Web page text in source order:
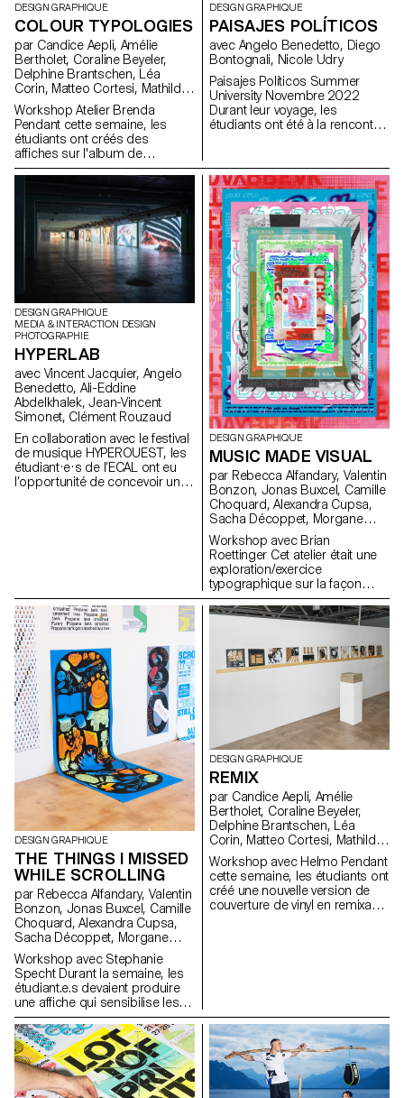
DESIGN GRAPHIQUE
COLOUR TYPOLOGIES
par Candice Aepli, Amélie
Bertholet, Coraline Beyeler,
Delphine Brantschen, Léa
Corin, Matteo Cortesi, Mathilde
Driebold, Eliot Dubi, Marc
Facchinetti, Emilie Müller, Dorian
Pangallo, Paul Paturel, Hugo
Scholl, Diego Steiner, Cyprien
Valenza, Alfredo Venti, Arnaud
Wenger, Constance Mauler,
González, Vladislav Tschumi
Workshop Atelier Brenda
Pendant cette semaine, les
étudiants ont créés des
affiches sur l'album de
musique «Color» de Ken
DESIGN GRAPHIQUE
PAISAJES POLÍTICOS
avec Angelo Benedetto, Diego
Bontognali, Nicole Udry
Paisajes Políticos Summer
University Novembre 2022
Durant leur voyage, les
étudiants ont été à la rencontre
culturels comme le Suizspacio,
Pablo Suazo, Ciudad Abierta,
Universidad Publica, Gam,
Naranja Publicaciones, Tipo
Movil.
DESIGN GRAPHIQUE
MEDIA & INTERACTION DESIGN
PHOTOGRAPHIE
HYPERLAB
avec Vincent Jacquier, Angelo
Benedetto, Ali-Eddine
Abdelkhalek, Jean-Vincent
Simonet, Clément Rouzaud
En collaboration avec le festival
de musique HYPEROUEST, les
étudiant·e·s de l’ECAL ont eu
l’opportunité de concevoir une
Bachelors Design graphique,
Media & Interaction Design et
Photographie. Leur objectif
principal était de donner vie à
des séquences visuelles
puissantes et créatives autour
du thème central « HYPER ».
Simultanément, les étudiant·e·s
de deuxième année de l’option
Design graphique ont enrichi
ce projet en développant
l’identité visuelle de l’exposition.
Ces collaborations
interdisciplinaires ont stimulé
les échanges et favorisé une
cohésion visuelle, reliant les
différentes propositions tout en
renforçant l’aspect
« laboratoire » et expérimental du
projet.
DESIGN GRAPHIQUE
MUSIC MADE VISUAL
par Rebecca Alfandary, Valentin
Bonzon, Jonas Buxcel, Camille
Choquard, Alexandra Cupsa,
Sacha Décoppet, Morgane
Gilliéron, Flaurant Kadrija,
Yohann Kampmann, Simon
Maurer, Delphine Moënnat,
Monica Müller, Océane Pasteur,
Luca Reichenbach, Luca Riva,
Angeline Rossetti, Pierre
Teissier, Baptiste Torrent, Elsa
Workshop avec Brian
Roettinger Cet atelier était une
exploration/exercice
typographique sur la façon
dont la typographie peut
exprimer un sentiment/une
tonalité musicale. Les
paroles de chansons comme
matériel graphique. Avec les
paroles comme seul matériel
de base, ils.elles ont dû créer
DESIGN GRAPHIQUE
THE THINGS I MISSED
WHILE SCROLLING
par Rebecca Alfandary, Valentin
Bonzon, Jonas Buxcel, Camille
Choquard, Alexandra Cupsa,
Sacha Décoppet, Morgane
Gilliéron, Flaurant Kadrija,
Yohann Kampmann, Simon
Maurer, Delphine Moënnat,
Monica Müller, Océane Pasteur,
Luca Reichenbach, Luca Riva,
Angeline Rossetti, Pierre
Teissier, Baptiste Torrent, Elsa
Trummer, Chloé Vandewalle
Workshop avec Stephanie
Specht Durant la semaine, les
étudiant.e.s devaient produire
une affiche qui sensibilise les
gens à l'utilisation de leur
téléphone, les inciter à rester
immobiles. Ils devaient
concevoir leur affiche de
manière à ce qu'elle inspire de
loin et informe de près.
DESIGN GRAPHIQUE
REMIX
par Candice Aepli, Amélie
Bertholet, Coraline Beyeler,
Delphine Brantschen, Léa
Corin, Matteo Cortesi, Mathilde
Driebold, Eliot Dubi, Marc
Facchinetti, Sébastien Follet,
Emilie Müller, Dorian Pangallo,
Paul Paturel, Adam Saragoussi,
Hugo Scholl, Diego Steiner,
Workshop avec Helmo Pendant
cette semaine, les étudiants ont
créé une nouvelle version de
couverture de vinyl en remixant